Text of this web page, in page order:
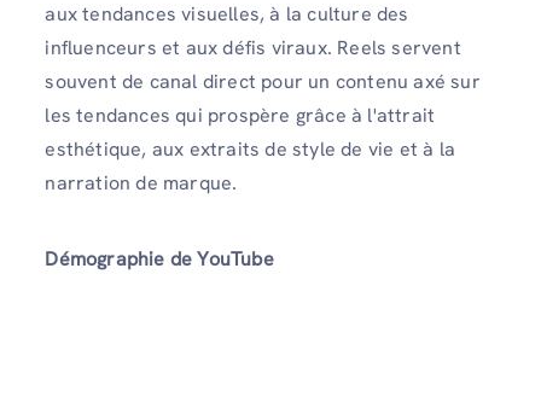
aux tendances visuelles, à la culture des
influenceurs et aux défis viraux. Reels servent
souvent de canal direct pour un contenu axé sur
les tendances qui prospère grâce à l'attrait
esthétique, aux extraits de style de vie et à la
narration de marque.
Démographie de YouTube